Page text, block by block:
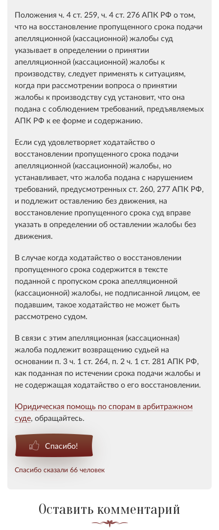
Положения ч. 4 ст. 259, ч. 4 ст. 276 АПК РФ о том,
что на восстановление пропущенного срока подачи
апелляционной (кассационной) жалобы суд
указывает в определении о принятии
апелляционной (кассационной) жалобы к
производству, следует применять к ситуациям,
когда при рассмотрении вопроса о принятии
жалобы к производству суд установит, что она
подана с соблюдением требований, предъявляемых
АПК РФ к ее форме и содержанию.
Если суд удовлетворяет ходатайство о
восстановлении пропущенного срока подачи
апелляционной (кассационной) жалобы, но
устанавливает, что жалоба подана с нарушением
требований, предусмотренных ст. 260, 277 АПК РФ,
и подлежит оставлению без движения, на
восстановление пропущенного срока суд вправе
указать в определении об оставлении жалобы без
движения.
В случае когда ходатайство о восстановлении
пропущенного срока содержится в тексте
поданной с пропуском срока апелляционной
(кассационной) жалобы, не подписанной лицом, ее
подавшим, такое ходатайство не может быть
рассмотрено судом.
В связи с этим апелляционная (кассационная)
жалоба подлежит возвращению судьей на
основании п. 3 ч. 1 ст. 264, п. 2 ч. 1 ст. 281 АПК РФ,
как поданная по истечении срока подачи жалобы и
не содержащая ходатайство о его восстановлении.
Юридическая помощь по спорам в арбитражном
суде, обращайтесь.
Спасибо!
Спасибо сказали 66 человек
Оставить комментарий